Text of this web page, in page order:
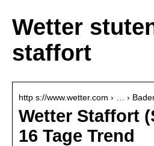
Wetter
staffort
http s://www.wetter.com › … ›
Wetter Staffort
16 Tage Trend